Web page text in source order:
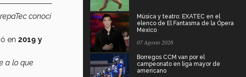
conocí
en 2019 y
a lo que
Música y teatro: EXATEC en el
elenco de El Fantasma de la Ópera
Mexico
07 Agosto 2026
Borregos CCM van por el
campeonato en liga mayor de
americano